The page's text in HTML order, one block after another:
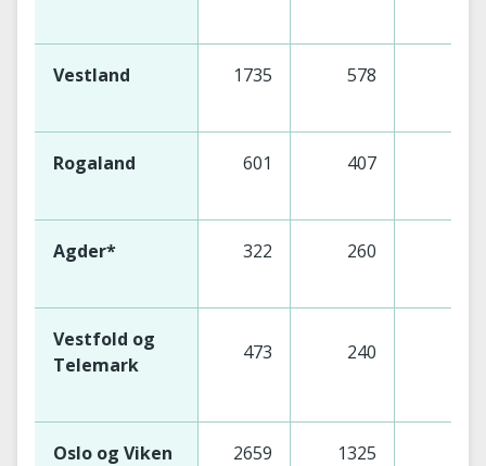
Vestland 1735 578
Rogaland 601 407
Agder* 322 260
Vestfold og
Telemark
473 240
Oslo og Viken 2659 1325